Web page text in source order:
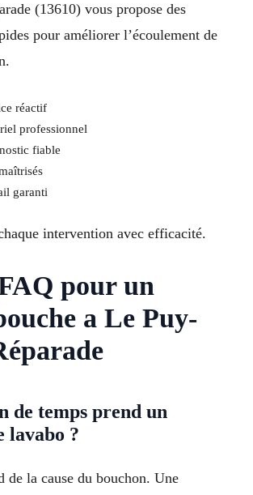
(13610) vous propose des
pour améliorer l’écoulement de
réactif
professionnel
fiable
garanti
intervention avec efficacité.
pour un
a Le Puy-
de temps prend un
lavabo ?
de la cause du bouchon. Une